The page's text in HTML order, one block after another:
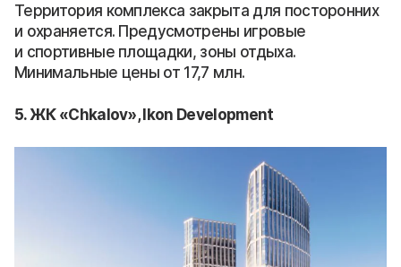
Территория комплекса закрыта для посторонних
и охраняется. Предусмотрены игровые
и спортивные площадки, зоны отдыха.
Минимальные цены от 17,7 млн.
5. ЖК «Chkalov», Ikon Development